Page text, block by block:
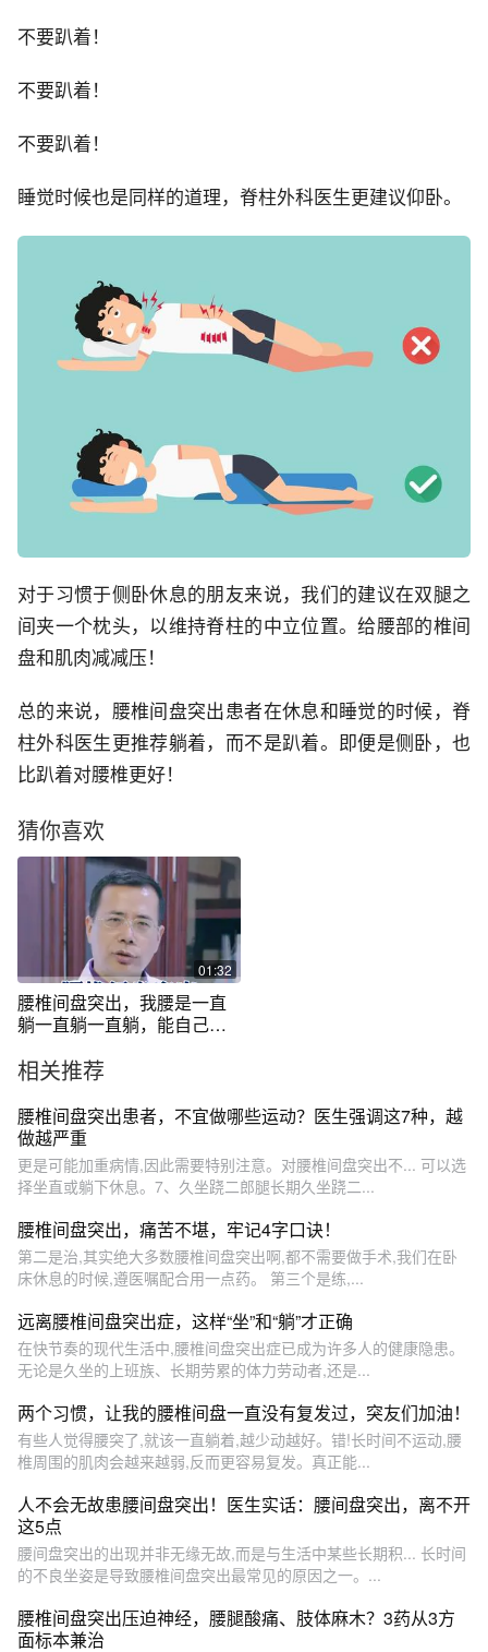
不要趴着！
不要趴着！
不要趴着！
睡觉时候也是同样的道理，脊柱外科医生更建议仰卧。
对于习惯于侧卧休息的朋友来说，我们的建议在双腿之
间夹一个枕头，以维持脊柱的中立位置。给腰部的椎间
盘和肌肉减减压！
总的来说，腰椎间盘突出患者在休息和睡觉的时候，脊
柱外科医生更推荐躺着，而不是趴着。即便是侧卧，也
比趴着对腰椎更好！
猜你喜欢
01:32
腰椎间盘突出，我腰是一直
躺一直躺一直躺，能自己躺
椎间盘突出
相关推荐
腰椎间盘突出患者，不宜做哪些运动？医生强调这7种，越
做越严重
更是可能加重病情,因此需要特别注意。对腰椎间盘突出不... 可以选
择坐直或躺下休息。7、久坐跷二郎腿长期久坐跷二...
腰椎间盘突出，痛苦不堪，牢记4字口诀！
第二是治,其实绝大多数腰椎间盘突出啊,都不需要做手术,我们在卧
床休息的时候,遵医嘱配合用一点药。 第三个是练,...
远离腰椎间盘突出症，这样“坐”和“躺”才正确
在快节奏的现代生活中,腰椎间盘突出症已成为许多人的健康隐患。
无论是久坐的上班族、长期劳累的体力劳动者,还是...
两个习惯，让我的腰椎间盘一直没有复发过，突友们加油！
有些人觉得腰突了,就该一直躺着,越少动越好。错!长时间不运动,腰
椎周围的肌肉会越来越弱,反而更容易复发。真正能...
人不会无故患腰间盘突出！医生实话：腰间盘突出，离不开
这5点
腰间盘突出的出现并非无缘无故,而是与生活中某些长期积... 长时间
的不良坐姿是导致腰椎间盘突出最常见的原因之一。...
腰椎间盘突出压迫神经，腰腿酸痛、肢体麻木？3药从3方
面标本兼治